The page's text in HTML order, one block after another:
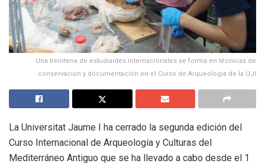
Una treintena de estudiantes internacionales se forma en técnicas de
conservación y documentación en el Curso de Arqueología de la UJI
La Universitat Jaume I ha cerrado la segunda edición del
Curso Internacional de Arqueología y Culturas del
Mediterráneo Antiguo que se ha llevado a cabo desde el 1